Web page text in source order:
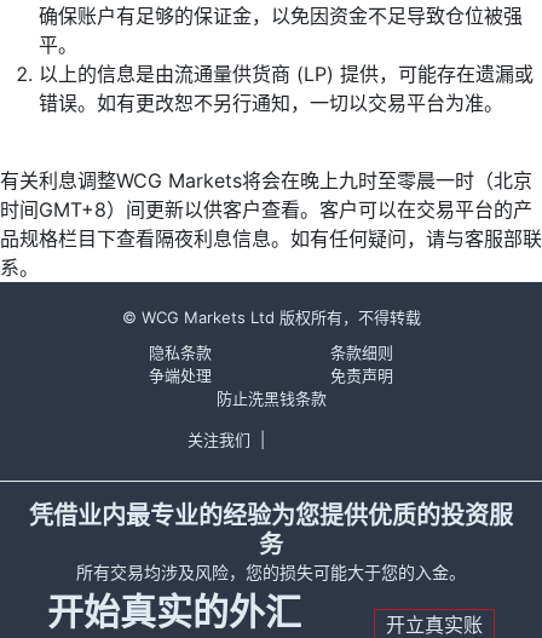
确保账户有足够的保证金，以免因资金不足导致仓位被强
平。
以上的信息是由流通量供货商 (LP) 提供，可能存在遗漏或
错误。如有更改恕不另行通知，一切以交易平台为准。
有关利息调整WCG Markets将会在晚上九时至零晨一时（北京
时间GMT+8）间更新以供客户查看。客户可以在交易平台的产
品规格栏目下查看隔夜利息信息。如有任何疑问，请与客服部联
系。
© WCG Markets Ltd 版权所有，不得转载
隐私条款
条款细则
争端处理
免责声明
防止洗黑钱条款
关注我们
凭借业内最专业的经验为您提供优质的投资服
务
所有交易均涉及风险，您的损失可能大于您的入金。
开始真实的外汇
开立真实账